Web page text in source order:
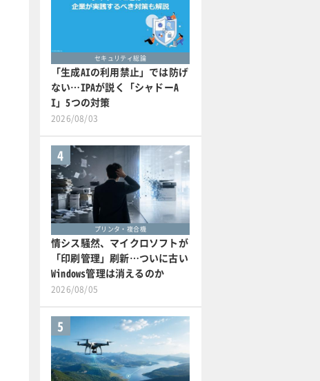
セキュリティ総論
「生成AIの利用禁止」では防げ
ない…IPAが説く「シャドーA
I」5つの対策
2026/08/03
4
プリンタ・複合機
情シス騒然、マイクロソフトが
「印刷管理」刷新…ついに古い
Windows管理は消えるのか
2026/08/05
5